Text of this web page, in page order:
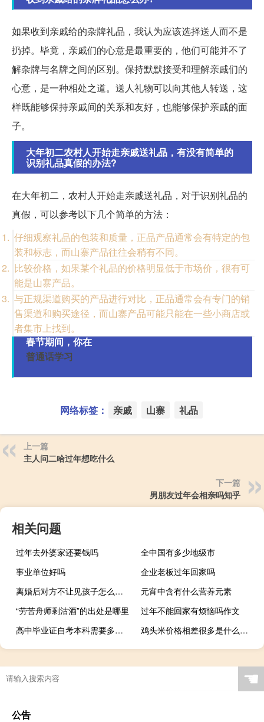
如果收到亲戚给的杂牌礼品，我认为应该选择送人而不是
扔掉。毕竟，亲戚们的心意是最重要的，他们可能并不了
解杂牌与名牌之间的区别。保持默默接受和理解亲戚们的
心意，是一种相处之道。送人礼物可以向其他人转送，这
样既能够保持亲戚间的关系和友好，也能够保护亲戚的面
子。
大年初二农村人开始走亲戚送礼品，有没有简单的
识别礼品真假的办法?
在大年初二，农村人开始走亲戚送礼品，对于识别礼品的
真假，可以参考以下几个简单的方法：
仔细观察礼品的包装和质量，正品产品通常会有特定的包
装和标志，而山寨产品往往会稍有不同。
比较价格，如果某个礼品的价格明显低于市场价，很有可
能是山寨产品。
与正规渠道购买的产品进行对比，正品通常会有专门的销
售渠道和购买途径，而山寨产品可能只能在一些小商店或
者集市上找到。
春节期间，你在
普通话学习
网络标签： 亲戚 山寨 礼品
上一篇
主人问二哈过年想吃什么
下一篇
男朋友过年会相亲吗知乎
相关问题
过年去外婆家还要钱吗
全中国有多少地级市
事业单位好吗
企业老板过年回家吗
离婚后对方不让见孩子怎么处理
元宵中含有什么营养元素
“劳苦舟师剩沽酒”的出处是哪里
过年不能回家有烦恼吗作文
高中毕业证自考本科需要多久拿到
鸡头米价格相差很多是什么原因（鸡头米价格）
☚
公告